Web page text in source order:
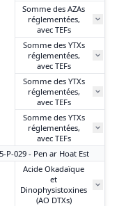
Somme des AZAs
réglementées,
avec TEFs
Somme des YTXs
réglementées,
avec TEFs
Somme des YTXs
réglementées,
avec TEFs
Somme des YTXs
réglementées,
avec TEFs
P-029 - Pen ar Hoat Est
Acide Okadaïque
et
Dinophysistoxines
(AO DTXs)